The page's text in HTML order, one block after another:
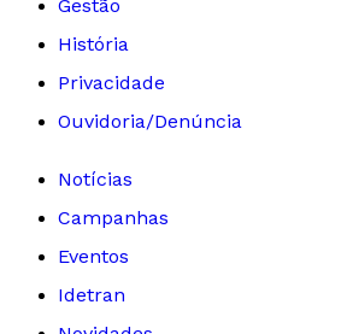
Gestão
História
Privacidade
Ouvidoria/Denúncia
Notícias
Campanhas
Eventos
Idetran